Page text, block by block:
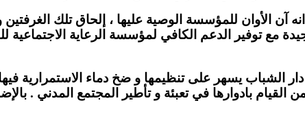
آن الأوان للمؤسسة الوصية عليها ، إلحاق تلك
مع توفير الدعم الكافي لمؤسسة الرعاية الاجتماعية
يسهر على تنظيمها و ضخ دماء الاستمرارية فيها
القيام بادوارها في تعبئة و تأطير المجتمع المدني .